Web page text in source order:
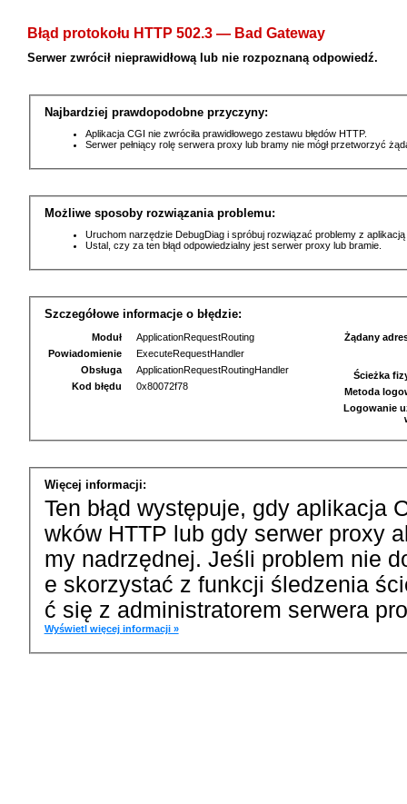
Błąd protokołu HTTP 502.3 — Bad Gateway
Serwer zwrócił nieprawidłową lub nie rozpoznaną odpowiedź.
Najbardziej prawdopodobne przyczyny:
Aplikacja CGI nie zwróciła prawidłowego zestawu błędów HTTP.
Serwer pełniący rolę serwera proxy lub bramy nie mógł przetworzyć
Możliwe sposoby rozwiązania problemu:
Uruchom narzędzie DebugDiag i spróbuj rozwiązać problemy z
Ustal, czy za ten błąd odpowiedzialny jest serwer proxy lub bramie.
Szczegółowe informacje o błędzie:
Moduł
ApplicationRequestRouting
Powiadomienie
ExecuteRequestHandler
Obsługa
ApplicationRequestRoutingHandler
Kod błędu
0x80072f78
Żądany
Ścieżka
Metoda
Logowanie
Więcej informacji:
Ten błąd występuje, gdy aplikacja
wków HTTP lub gdy serwer proxy
my nadrzędnej. Jeśli problem nie
e skorzystać z funkcji śledzenia
ć się z administratorem serwera
Wyświetl więcej informacji »